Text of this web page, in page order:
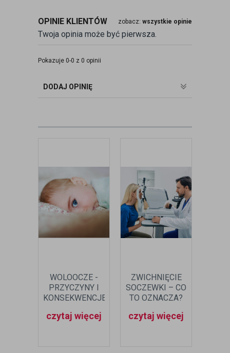
kontaktologii, czyli dobieraniu
soczewek kontaktowych miękkich. Od
ponad 10 lat pracuje w branży
optometrysta pracujący w gabinecie.
badania wad refrakcji, dobierając
OPINIE KLIENTÓW zobacz: wszystkie opinie
Twoja opinia może być pierwsza.
Pokazuje 0-0 z 0 opinii
DODAJ OPINIĘ
WOLOOCZE -
PRZYCZYNY I
KONSEKWENCJE
ROZWOJOWEJ
czytaj więcej
ZWICHNIĘCIE
SOCZEWKI – CO
TO OZNACZA?
czytaj więcej